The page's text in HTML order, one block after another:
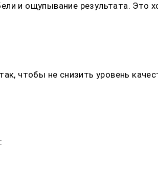
и ощупывание результата. Это
чтобы не снизить уровень